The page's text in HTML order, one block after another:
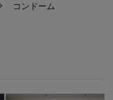
コンドーム